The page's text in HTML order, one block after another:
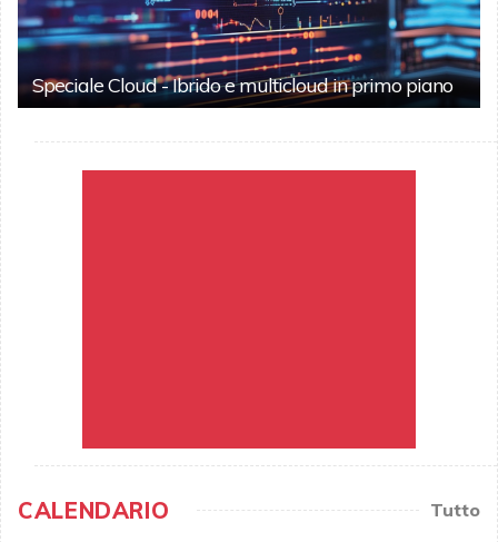
Speciale Cloud - Ibrido e multicloud in primo piano
CALENDARIO Tutto